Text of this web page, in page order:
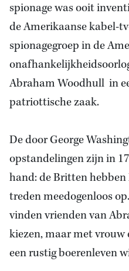
spionage was ooit
de Amerikaanse kabel-
spionagegroep in de
Abraham Woodhull in
patriottische zaak.
De door George
opstandelingen zijn in
hand: de Britten hebben
treden meedogenloos
vinden vrienden van
kiezen, maar met
een rustig boerenleven